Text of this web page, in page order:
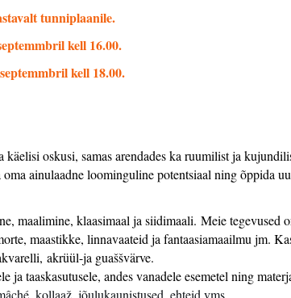
tunniplaanile.
kell 16.00.
kell 18.00.
oskusi, samas arendades ka ruumilist ja
ainulaadne loominguline potentsiaal ning õppida
maalimine, klaasimaal ja siidimaali. Meie tegevused
maastikke, linnavaateid ja fantaasiamaailmu jm.
akrüül-ja guaššvärve.
taaskasutusele, andes vanadele esemetel ning